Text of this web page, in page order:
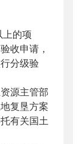
的项
收申请，
分级验
源主管部
复垦方案
有关国土